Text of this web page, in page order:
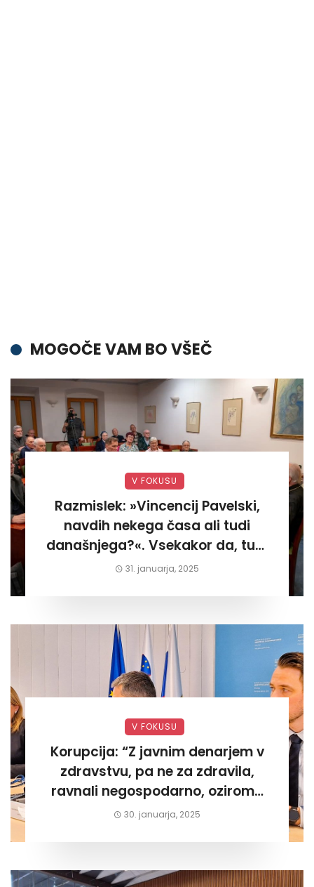
MOGOČE VAM BO VŠEČ
V FOKUSU
Razmislek: »Vincencij Pavelski,
navdih nekega časa ali tudi
današnjega?«. Vsekakor da, tudi
današnjega«
31. januarja, 2025
V FOKUSU
Korupcija: “Z javnim denarjem v
zdravstvu, pa ne za zdravila,
ravnali negospodarno, oziroma
za lastni žep. Tokrat na Žalskem«
30. januarja, 2025